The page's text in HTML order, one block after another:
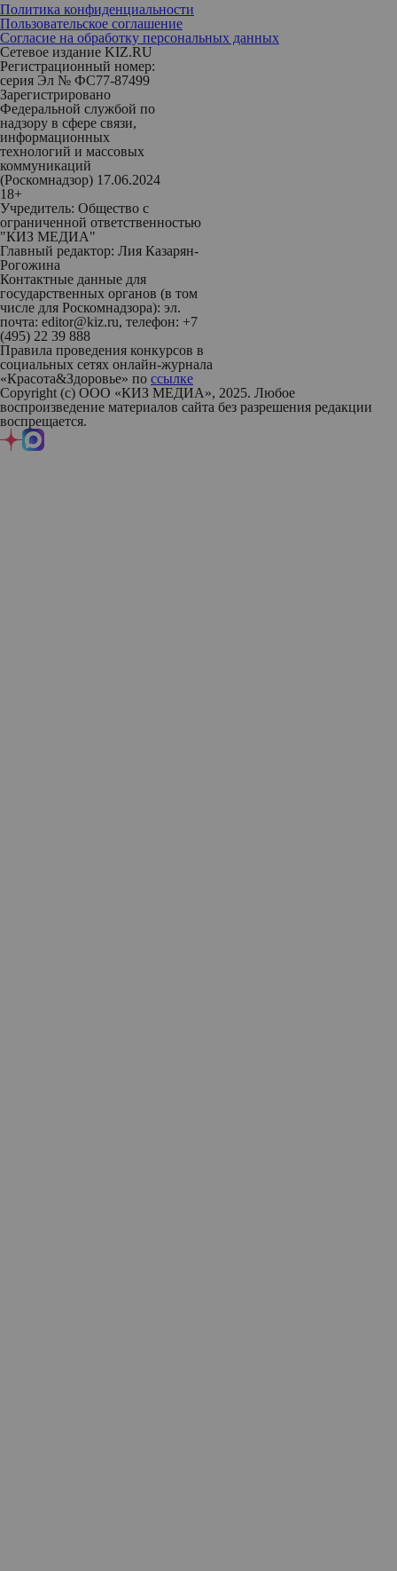
Политика конфиденциальности
Пользовательское соглашение
Согласие на обработку персональных данных
Сетевое издание KIZ.RU
Регистрационный номер:
серия Эл № ФС77-87499
Зарегистрировано
Федеральной службой по
надзору в сфере связи,
информационных
технологий и массовых
коммуникаций
(Роскомнадзор) 17.06.2024
18+
Учредитель: Общество с
ограниченной ответственностью
"КИЗ МЕДИА"
Главный редактор: Лия Казарян-
Рогожина
Контактные данные для
государственных органов (в том
числе для Роскомнадзора): эл.
почта: editor@kiz.ru, телефон: +7
(495) 22 39 888
Правила проведения конкурсов в
социальных сетях онлайн-журнала
«Красота&Здоровье» по ссылке
Copyright (с) ООО «КИЗ МЕДИА», 2025. Любое
воспроизведение материалов сайта без разрешения редакции
воспрещается.